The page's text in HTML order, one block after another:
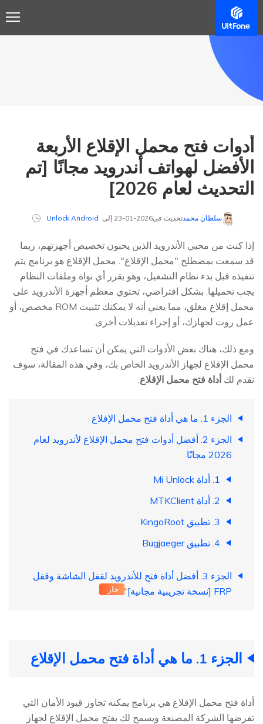
أدوات فتح محمل الإقلاع الأربعة
الأفضل لهواتف أندرويد مجانًا [تم
التحديث لعام 2026]
سلطان محمدتحديث في2026-01-23 إلى Unlock Android
إذا كنت من محبي الأندرويد الذين يحبون تخصيص أجهزتهم، ربما
قد سمعت بمصطلح "محمل الإقلاع". محمل الإقلاع هو برنامج يتم
تنفيذه قبل بدء نظام التشغيل، وهو يقرر أي نواة وملفات النظام
يجب تحميلها. بشكل افتراضي، تحتوي معظم أجهزة الأندرويد على
محمل إقلاع مغلق، مما يعني أنه لا يمكنك تثبيت ROM مخصص، أو
عمل روت لجهازك، أو إجراء تعديلات أخرى.
ومع ذلك، هناك بعض الأدوات التي يمكن أن تساعدك في فتح
محمل الإقلاع لجهاز الأندرويد الخاص بك، وفي هذه المقالة، سوف
نقدم لك أداة فتح محمل الإقلاع.
الجزء 1. ما هي أداة فتح محمل الإقلاع
الجزء 2. أفضل أدوات فتح محمل الإقلاع لأندرويد لعام
2026 مجانًا
1. أداة Mi Unlock
2. أداة MTKClient
3. تطبيق KingoRoot
4. تطبيق Bugjaeger
الجزء 3. أفضل أداة فتح للأندرويد لقفل الشاشة وقفل
FRP [نسخة تجريبية مجانية]
حار
الجزء 1. ما هي أداة فتح محمل الإقلاع
أداة فتح محمل الإقلاع هي برنامج يمكنه تجاوز قيود الأمان التي
تفرضها الشركة المصنعة ويسمح لك بفتح محمل الإقلاع لجهاز